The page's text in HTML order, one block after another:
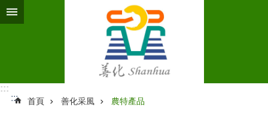
跳到主要內容區塊
:::
:::
首頁 善化采風 農特產品